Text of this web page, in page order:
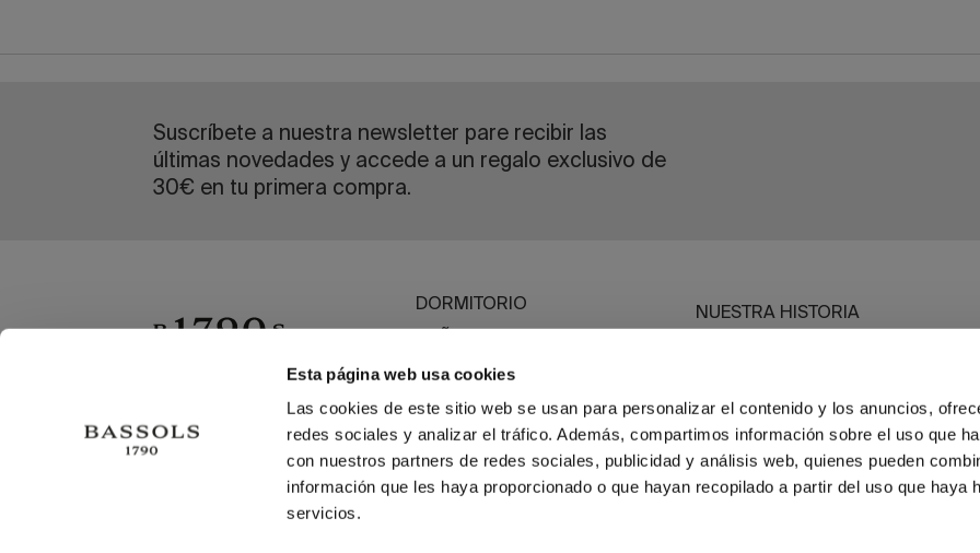
Esta página web usa cookies
Las cookies de este sitio web se usan para personalizar el contenido y los anuncios,
redes sociales y analizar el tráfico. Además, compartimos información sobre el uso que
con nuestros partners de redes sociales, publicidad y análisis web, quienes pueden
información que les haya proporcionado o que hayan recopilado a partir del uso que haya
servicios.
Suscríbete a nuestra newsletter pare recibir las
últimas novedades y accede a un regalo exclusivo de
30€ en tu primera compra.
DORMITORIO
MESA
OUTLET
HECHO A MEDIDA
NUESTRA HISTORIA
GUÍA DE CUIDADOS